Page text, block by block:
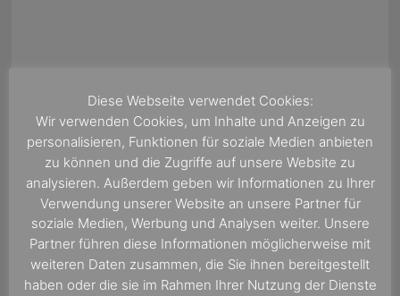
Diese Webseite verwendet Cookies:
Wir verwenden Cookies, um Inhalte und Anzeigen zu
personalisieren, Funktionen für soziale Medien anbieten
zu können und die Zugriffe auf unsere Website zu
analysieren. Außerdem geben wir Informationen zu Ihrer
Verwendung unserer Website an unsere Partner für
soziale Medien, Werbung und Analysen weiter. Unsere
Partner führen diese Informationen möglicherweise mit
weiteren Daten zusammen, die Sie ihnen bereitgestellt
haben oder die sie im Rahmen Ihrer Nutzung der Dienste